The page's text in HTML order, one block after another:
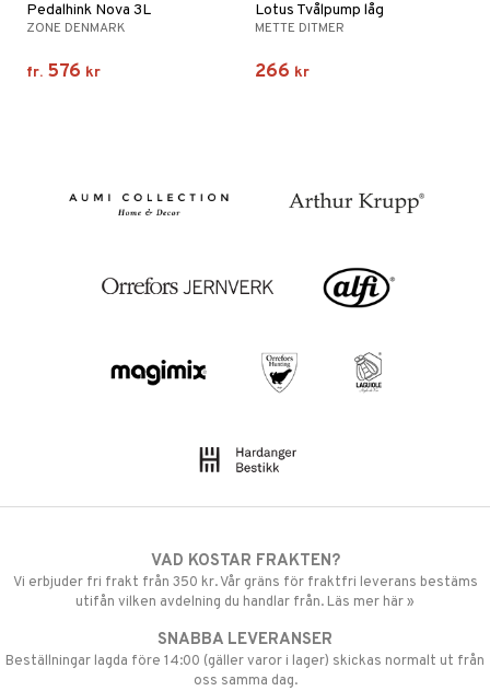
Pedalhink Nova 3L
ZONE DENMARK
fr. 576 kr
Lotus Tvålpump låg
METTE DITMER
266 kr
VAD KOSTAR FRAKTEN?
Vi erbjuder fri frakt från 350 kr. Vår gräns för fraktfri leverans bestäms
utifån vilken avdelning du handlar från. Läs mer här »
SNABBA LEVERANSER
Beställningar lagda före 14:00 (gäller varor i lager) skickas normalt ut från
oss samma dag.